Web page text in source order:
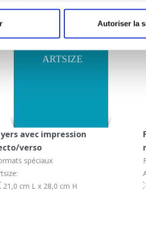
Autoriser la
avec impression
verso
spéciaux
21,0 cm L x 28,0 cm H